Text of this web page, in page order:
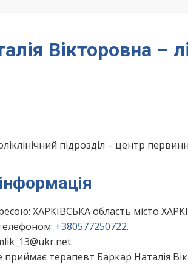
Вікторовна –
підрозділ – центр
ХАРКІВСЬКА область місто
+380577250722.
терапевт Баркар Наталія